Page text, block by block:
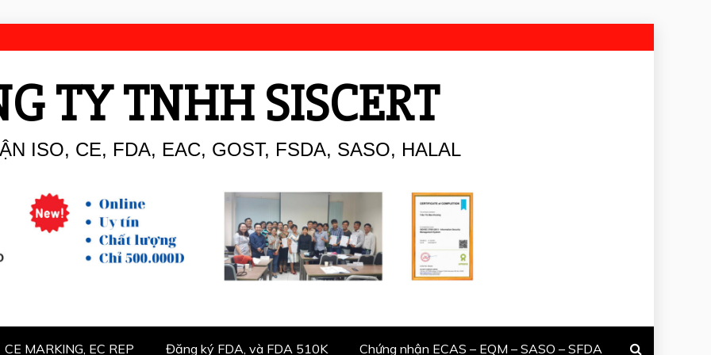
TY TNHH SISCERT
ISO, CE, FDA, EAC, GOST, FSDA, SASO, HALAL
CE MARKING, EC REP Đăng ký FDA, và FDA 510K Chứng nhận ECAS – EQM – SASO – SFDA